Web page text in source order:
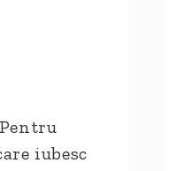
iubesc